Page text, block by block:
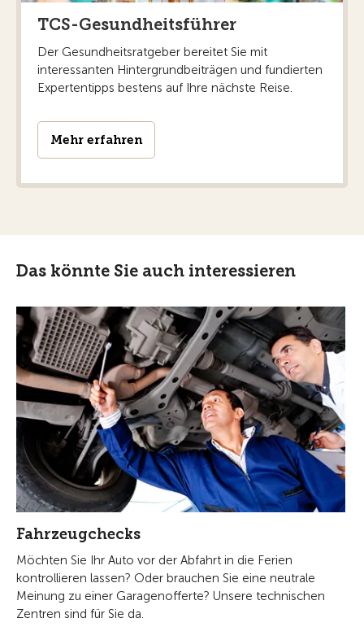
TCS-Gesundheitsführer
Der Gesundheitsratgeber bereitet Sie mit
interessanten Hintergrundbeiträgen und fundierten
Expertentipps bestens auf Ihre nächste Reise.
Mehr erfahren
Das könnte Sie auch interessieren
Fahrzeugchecks
Möchten Sie Ihr Auto vor der Abfahrt in die Ferien
kontrollieren lassen? Oder brauchen Sie eine neutrale
Meinung zu einer Garagenofferte? Unsere technischen
Zentren sind für Sie da.